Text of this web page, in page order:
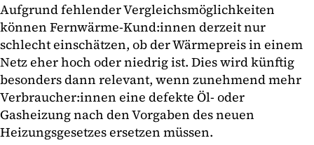
Aufgrund fehlender Vergleichsmöglichkeiten
können Fernwärme-Kund:innen derzeit nur
schlecht einschätzen, ob der Wärmepreis in einem
Netz eher hoch oder niedrig ist. Dies wird künftig
besonders dann relevant, wenn zunehmend mehr
Verbraucher:innen eine defekte Öl- oder
Gasheizung nach den Vorgaben des neuen
Heizungsgesetzes ersetzen müssen.